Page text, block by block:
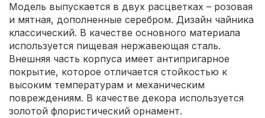
Модель выпускается в двух расцветках – розовая
и мятная, дополненные серебром. Дизайн чайника
классический. В качестве основного материала
используется пищевая нержавеющая сталь.
Внешняя часть корпуса имеет антипригарное
покрытие, которое отличается стойкостью к
высоким температурам и механическим
повреждениям. В качестве декора используется
золотой флористический орнамент.